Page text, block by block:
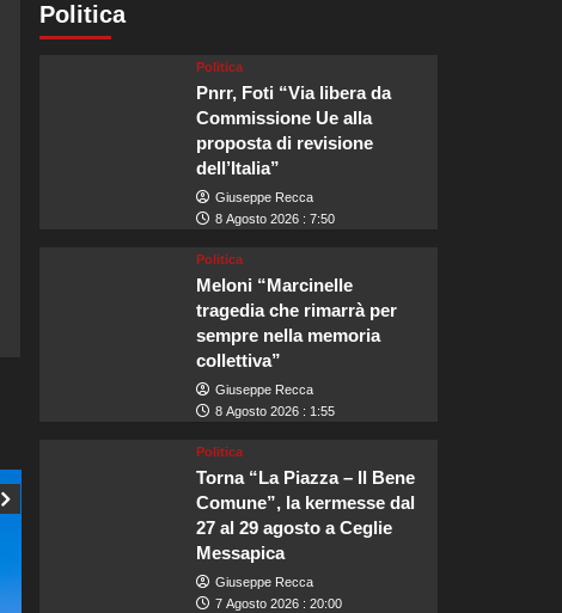
Politica
Politica
Pnrr, Foti “Via libera da
Commissione Ue alla
proposta di revisione
dell’Italia”
Giuseppe Recca
8 Agosto 2026 : 7:50
Politica
Meloni “Marcinelle
tragedia che rimarrà per
sempre nella memoria
collettiva”
Giuseppe Recca
8 Agosto 2026 : 1:55
Politica
Torna “La Piazza – Il Bene
Comune”, la kermesse dal
27 al 29 agosto a Ceglie
Messapica
Giuseppe Recca
7 Agosto 2026 : 20:00